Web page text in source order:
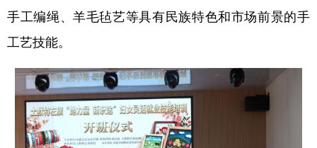
食品 人居 信息化 数字经济
学术中国
城市 旅游 能源 会展
彩票 娱乐 时尚
公益 一带一路 亚太网
手工编绳、羊毛毡艺等具有民族特色和市场前景的手
工艺技能。